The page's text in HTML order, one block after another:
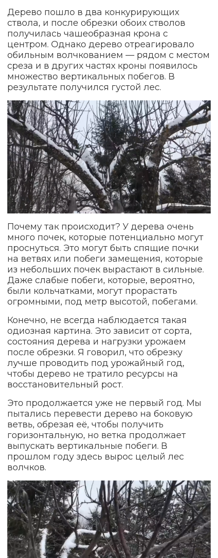
Дерево пошло в два конкурирующих
ствола, и после обрезки обоих стволов
получилась чашеобразная крона с
центром. Однако дерево отреагировало
обильным волчкованием — рядом с местом
среза и в других частях кроны появилось
множество вертикальных побегов. В
результате получился густой лес.
Почему так происходит? У дерева очень
много почек, которые потенциально могут
проснуться. Это могут быть спящие почки
на ветвях или побеги замещения, которые
из небольших почек вырастают в сильные.
Даже слабые побеги, которые, вероятно,
были кольчатками, могут прорастать
огромными, под метр высотой, побегами.
Конечно, не всегда наблюдается такая
одиозная картина. Это зависит от сорта,
состояния дерева и нагрузки урожаем
после обрезки. Я говорил, что обрезку
лучше проводить под урожайный год,
чтобы дерево не тратило ресурсы на
восстановительный рост.
Это продолжается уже не первый год. Мы
пытались перевести дерево на боковую
ветвь, обрезая её, чтобы получить
горизонтальную, но ветка продолжает
выпускать вертикальные побеги. В
прошлом году здесь вырос целый лес
волчков.